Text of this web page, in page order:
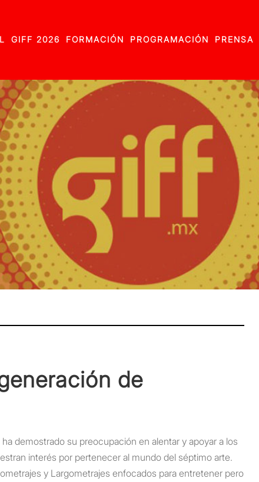
GIFF 2026 FORMACIÓN PROGRAMACIÓN PRENSA
de
demostrado su preocupación en alentar y apoyar a los
interés por pertenecer al mundo del séptimo arte.
y Largometrajes enfocados para entretener pero